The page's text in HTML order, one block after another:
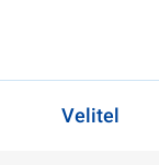
Velitel